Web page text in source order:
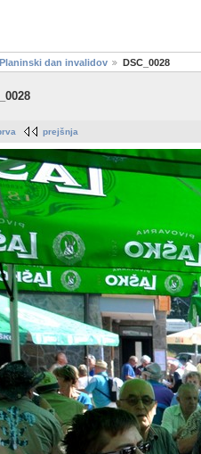
dan invalidov DSC_0028
prejšnja